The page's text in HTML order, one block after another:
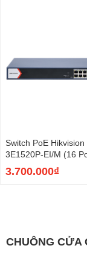
Switch PoE Hikvision
3E1520P-EI/M (16
2 uplink Gigabit, 2
3.700.000₫
CHUÔNG CỬA